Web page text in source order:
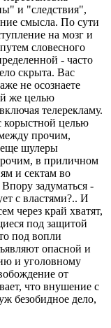
и "следствия",
смысла. По сути
на мозг и
словесного
- часто
скрыта. Вас
не осознаете
же целью
телерекламу.
целью
прочим,
еще шулеры
в приличном
и сектам во
задуматься -
с властями?.. И
через край хватят,
под защитой
под вопли
опасной и
и уголовному
от
что внушение с
безобидное дело,